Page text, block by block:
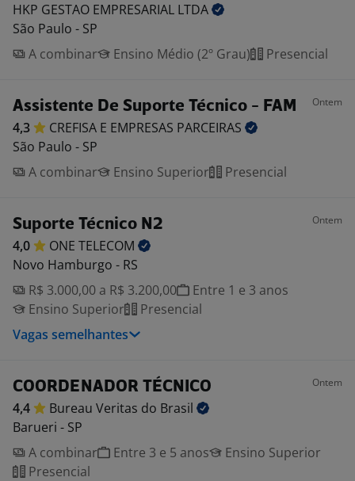
HKP GESTAO EMPRESARIAL LTDA
São Paulo - SP
A combinar
Ensino Médio (2º Grau) Presencial
Assistente De Suporte Técnico - FAM Ontem
4,3 CREFISA E EMPRESAS PARCEIRAS
São Paulo - SP
A combinar
Ensino Superior Presencial
Suporte Técnico N2 Ontem
4,0 ONE TELECOM
Novo Hamburgo - RS
R$ 3.000,00 a R$ 3.200,00
Entre 1 e 3 anos
Ensino Superior
Presencial
Vagas semelhantes
COORDENADOR TÉCNICO Ontem
4,4 Bureau Veritas do Brasil
Barueri - SP
A combinar
Entre 3 e 5 anos
Ensino Superior
Presencial